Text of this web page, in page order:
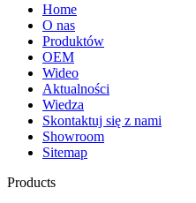
Home
O nas
Produktów
OEM
Wideo
Aktualności
Wiedza
Skontaktuj się z nami
Showroom
Sitemap
Products